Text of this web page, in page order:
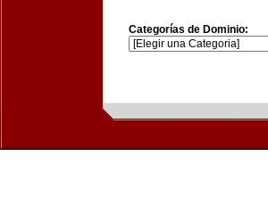
Categorías de Dominio: